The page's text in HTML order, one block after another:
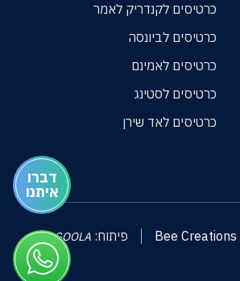
דברו
איתנו
כרטיסים לקנדריק לאמר
כרטיסים לביונסה
כרטיסים לאמינם
כרטיסים לסטינג
כרטיסים לאד שירן
Bee Creations פיתוח: GOOLA